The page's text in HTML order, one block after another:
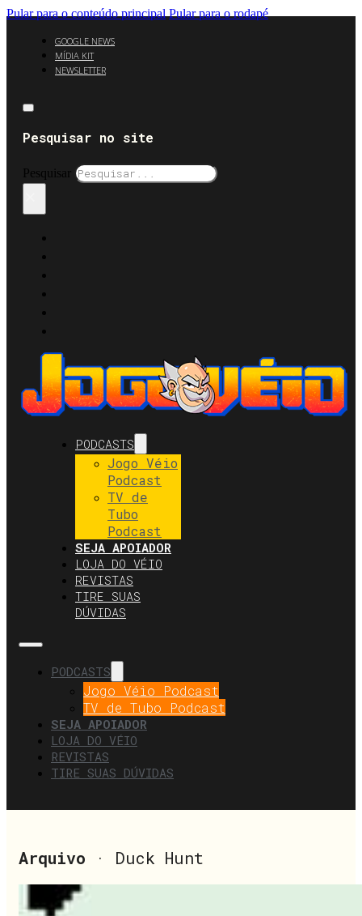
Pular para o conteúdo principal Pular para o rodapé
GOOGLE NEWS
MÍDIA KIT
NEWSLETTER
Pesquisar no site
Pesquisar
PODCASTS
Jogo Véio
Podcast
TV de
Tubo
Podcast
SEJA APOIADOR
LOJA DO VÉIO
REVISTAS
TIRE SUAS
DÚVIDAS
PODCASTS
Jogo Véio Podcast
TV de Tubo Podcast
SEJA APOIADOR
LOJA DO VÉIO
REVISTAS
TIRE SUAS DÚVIDAS
Arquivo · Duck Hunt